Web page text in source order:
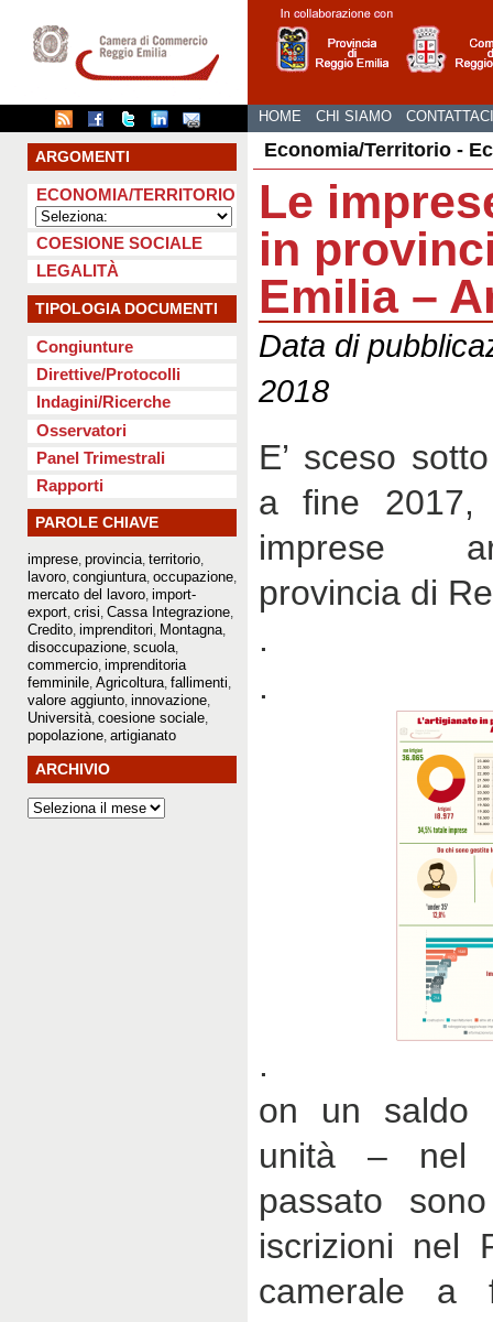
HOME CHI SIAMO CONTATTACI
ARGOMENTI
ECONOMIA/TERRITORIO
COESIONE SOCIALE
LEGALITÀ
TIPOLOGIA DOCUMENTI
Congiunture
Direttive/Protocolli
Indagini/Ricerche
Osservatori
Panel Trimestrali
Rapporti
PAROLE CHIAVE
imprese provincia territorio
lavoro congiuntura occupazione
mercato del lavoro import-
export crisi Cassa Integrazione
Credito imprenditori Montagna
disoccupazione scuola
commercio imprenditoria
femminile Agricoltura fallimenti
valore aggiunto innovazione
Università coesione sociale
popolazione artigianato
ARCHIVIO
Economia/Territorio -
Le
in
Emilia –
Data di
2018
E’ sceso
a fine 2017,
imprese
provincia di
.
.
.
on un saldo
unità – nel
passato
iscrizioni nel
camerale a